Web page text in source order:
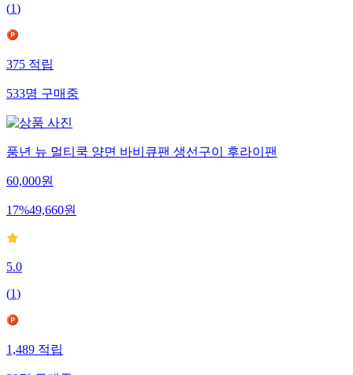
(1)
375적립
533명구매중
풍년 뉴 멀티쿡 양면 바비큐팬 생선구이 후라이팬
60,000원
17%49,660원
5.0
(1)
1,489적립